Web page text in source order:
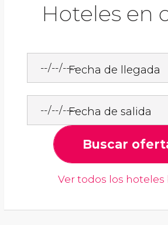
Hoteles en
Fecha de llegada
Fecha de salida
Buscar
Ver todos los hoteles